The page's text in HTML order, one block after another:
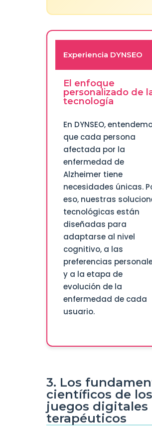
Experiencia DYNSEO
El enfoque
personalizado de
tecnología
En DYNSEO,
que cada persona
afectada por la
enfermedad de
Alzheimer tiene
necesidades únicas.
eso, nuestras
tecnológicas están
diseñadas para
adaptarse al nivel
cognitivo, a las
preferencias
y a la etapa de
evolución de la
enfermedad de cada
usuario.
3. Los
científicos de los
juegos digitales
terapéuticos